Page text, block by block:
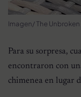
Imagen/ The Unbroken
Para su sorpresa,
encontraron con
chimenea en lugar